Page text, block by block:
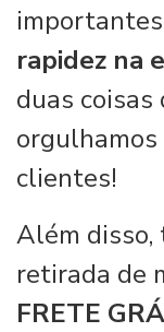
rapidez na
duas coisas
orgulhamos
clientes!
Além disso,
retirada de
FRETE